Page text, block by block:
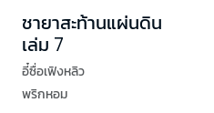
ชายาสะท้านแผ่นดิน
เล่ม 7
อี๋ซื่อเฟิงหลิว
พริกหอม